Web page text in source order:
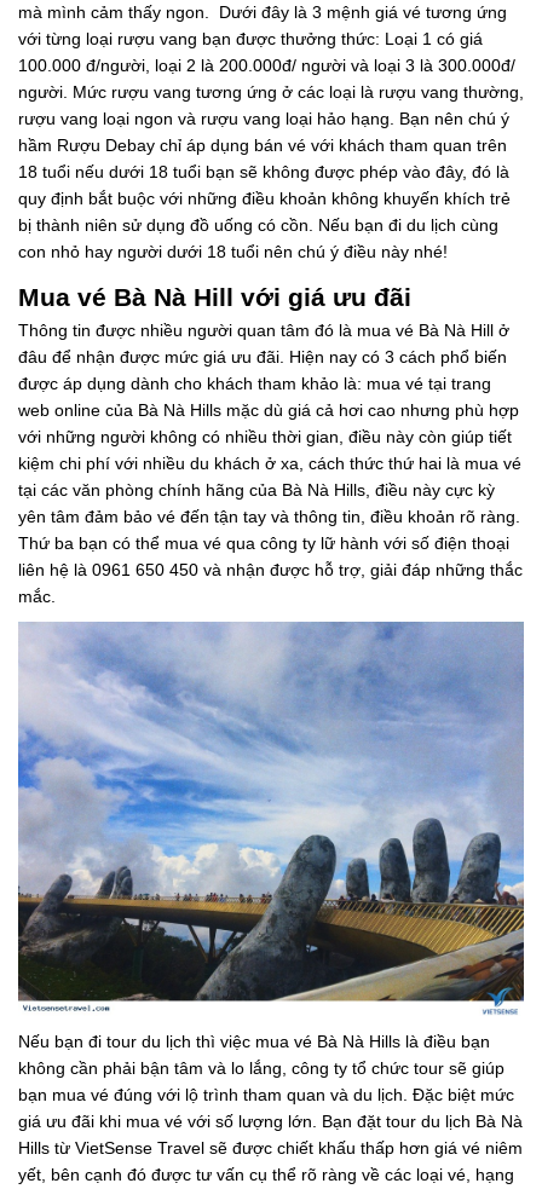
mà mình cảm thấy ngon. Dưới đây là 3 mệnh giá vé tương ứng
với từng loại rượu vang bạn được thưởng thức: Loại 1 có giá
100.000 đ/người, loại 2 là 200.000đ/ người và loại 3 là 300.000đ/
người. Mức rượu vang tương ứng ở các loại là rượu vang thường,
rượu vang loại ngon và rượu vang loại hảo hạng. Bạn nên chú ý
hầm Rượu Debay chỉ áp dụng bán vé với khách tham quan trên
18 tuổi nếu dưới 18 tuổi bạn sẽ không được phép vào đây, đó là
quy định bắt buộc với những điều khoản không khuyến khích trẻ
bị thành niên sử dụng đồ uống có cồn. Nếu bạn đi du lịch cùng
con nhỏ hay người dưới 18 tuổi nên chú ý điều này nhé!
Mua vé Bà Nà Hill với giá ưu đãi
Thông tin được nhiều người quan tâm đó là mua vé Bà Nà Hill ở
đâu để nhận được mức giá ưu đãi. Hiện nay có 3 cách phổ biến
được áp dụng dành cho khách tham khảo là: mua vé tại trang
web online của Bà Nà Hills mặc dù giá cả hơi cao nhưng phù hợp
với những người không có nhiều thời gian, điều này còn giúp tiết
kiệm chi phí với nhiều du khách ở xa, cách thức thứ hai là mua vé
tại các văn phòng chính hãng của Bà Nà Hills, điều này cực kỳ
yên tâm đảm bảo vé đến tận tay và thông tin, điều khoản rõ ràng.
Thứ ba bạn có thể mua vé qua công ty lữ hành với số điện thoại
liên hệ là 0961 650 450 và nhận được hỗ trợ, giải đáp những thắc
mắc.
Nếu bạn đi tour du lịch thì việc mua vé Bà Nà Hills là điều bạn
không cần phải bận tâm và lo lắng, công ty tổ chức tour sẽ giúp
bạn mua vé đúng với lộ trình tham quan và du lịch. Đặc biệt mức
giá ưu đãi khi mua vé với số lượng lớn. Bạn đặt tour du lịch Bà Nà
Hills từ VietSense Travel sẽ được chiết khấu thấp hơn giá vé niêm
yết, bên cạnh đó được tư vấn cụ thể rõ ràng về các loại vé, hạng